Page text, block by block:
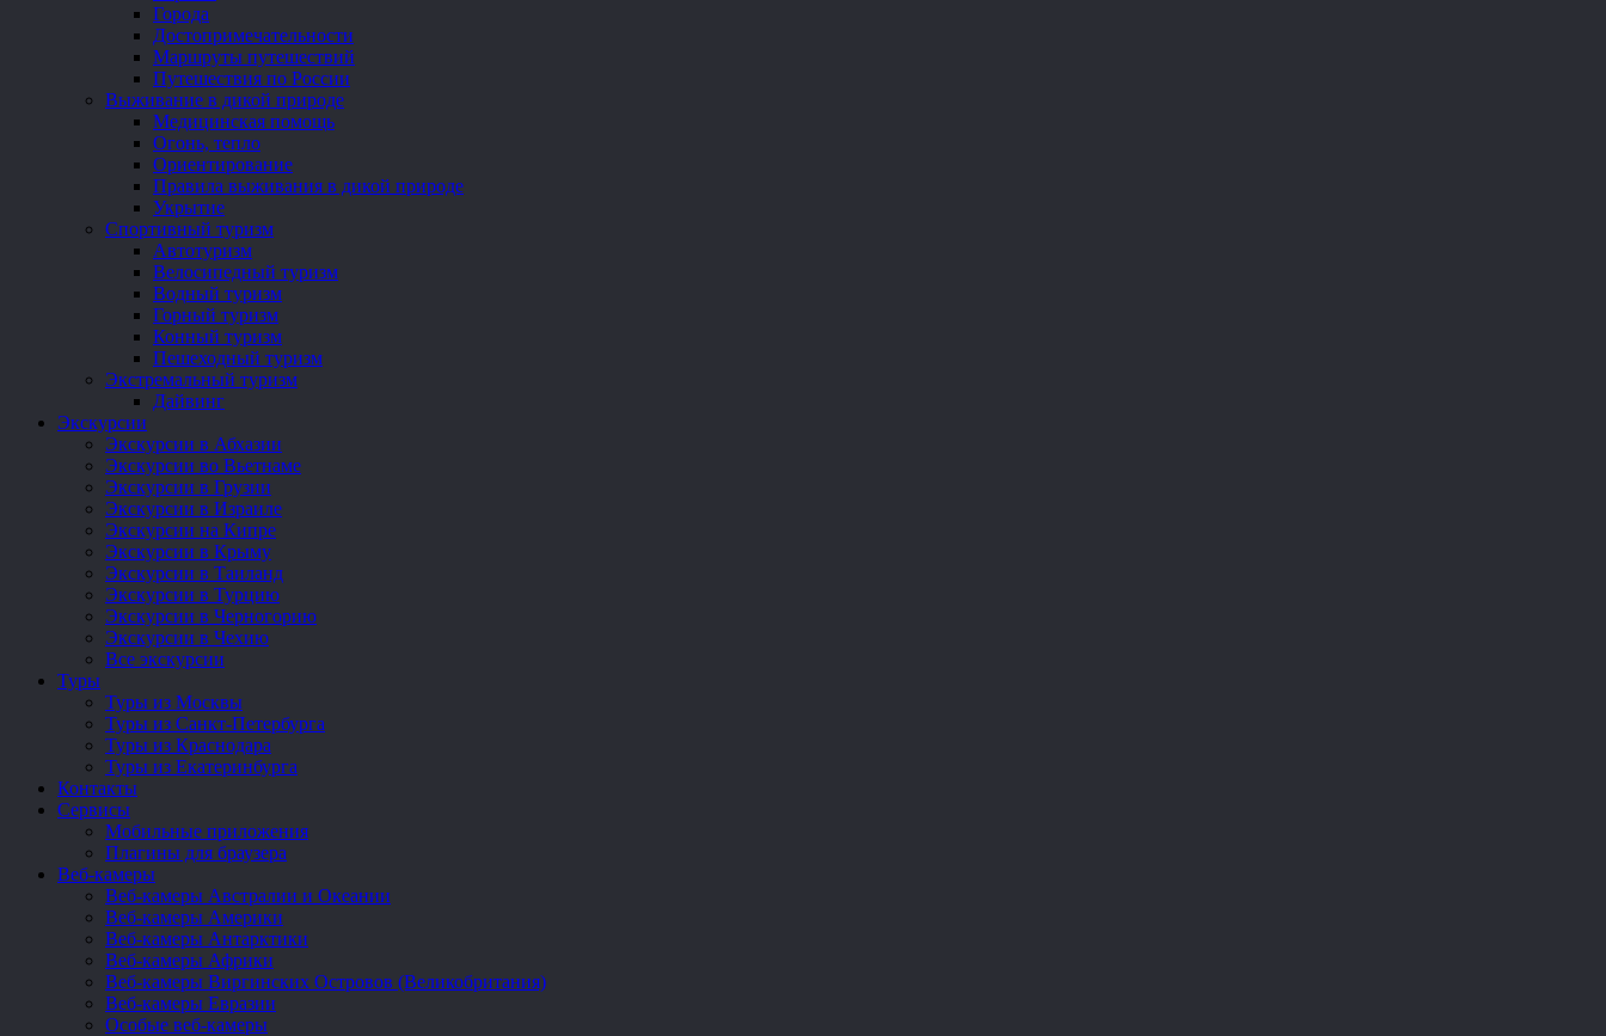
Города
Достопримечательности
Маршруты путешествий
Путешествия по России
Выживание в дикой природе
Медицинская помощь
Огонь, тепло
Ориентирование
Правила выживания в дикой природе
Укрытие
Спортивный туризм
Автотуризм
Велосипедный туризм
Водный туризм
Горный туризм
Конный туризм
Пешеходный туризм
Экстремальный туризм
Дайвинг
Экскурсии
Экскурсии в Абхазии
Экскурсии во Вьетнаме
Экскурсии в Грузии
Экскурсии в Израиле
Экскурсии на Кипре
Экскурсии в Крыму
Экскурсии в Таиланд
Экскурсии в Турцию
Экскурсии в Черногорию
Экскурсии в Чехию
Все экскурсии
Туры
Туры из Москвы
Туры из Санкт-Петербурга
Туры из Краснодара
Туры из Екатеринбурга
Контакты
Сервисы
Мобильные приложения
Плагины для браузера
Веб-камеры
Веб-камеры Австралии и Океании
Веб-камеры Америки
Веб-камеры Антарктики
Веб-камеры Африки
Веб-камеры Виргинских Островов (Великобритания)
Веб-камеры Евразии
Особые веб-камеры